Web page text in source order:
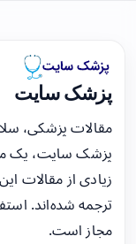
پزشک سایت
مقالات پزشکی،
پزشک سایت، یک
زیادی از مقالات
ترجمه شده‌اند.
مجاز است.